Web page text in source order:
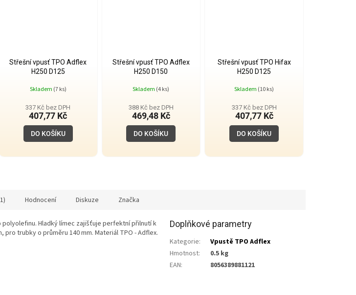
Střešní vpusť TPO Adflex
H250 D125
Skladem (7 ks)
337 Kč bez DPH
407,77 Kč
DO KOŠÍKU
Střešní vpusť TPO Adflex
H250 D150
Skladem (4 ks)
388 Kč bez DPH
469,48 Kč
DO KOŠÍKU
Střešní vpusť TPO Hifax
H250 D125
Skladem (10 ks)
337 Kč bez DPH
407,77 Kč
DO KOŠÍKU
Hodnocení Diskuze Značka
Hladký límec zajišťuje perfektní přilnutí k
pro trubky o průměru 140 mm. Materiál TPO - Adflex.
Doplňkové parametry
Kategorie:
Vpustě TPO Adflex
Hmotnost:
0.5 kg
EAN: 8056389881121